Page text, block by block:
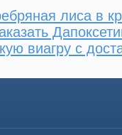
лиса в
виагру с